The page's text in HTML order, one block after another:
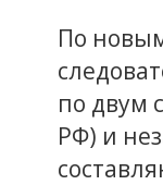
По
по двум
РФ) и